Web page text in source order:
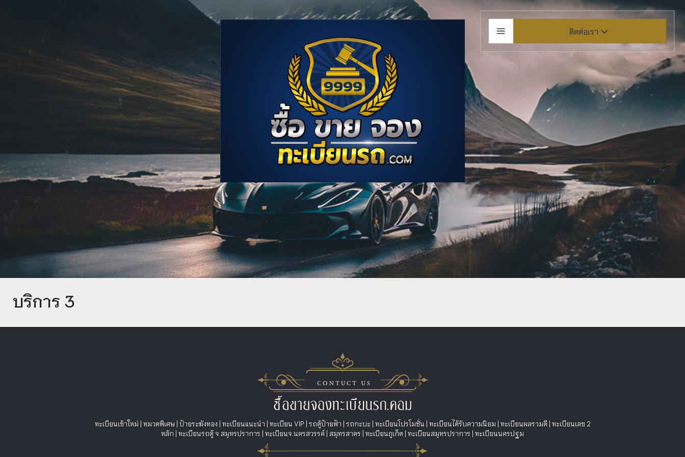
ติดต่อเรา
บริการ 3
ทะเบียนเข้าใหม่ | หมวดพิเศษ | ป้ายระฆังทอง | ทะเบียนแนะนำ | ทะเบียน VIP | รถตู้ป้ายฟ้า | รถกะบะ | ทะเบียนโปรโมชั่น | ทะเบียนได้รับความนิยม | ทะเบียนผลรวมดี | ทะเบียนเลข 2
หลัก | ทะเบียนรถตู้ จ.สมุทรปราการ | ทะเบียนจ.นครสวรรค์ | สมุทรสาคร | ทะเบียนภูเก็ต | ทะเบียนสมุทรปราการ | ทะเบียนนครปฐม